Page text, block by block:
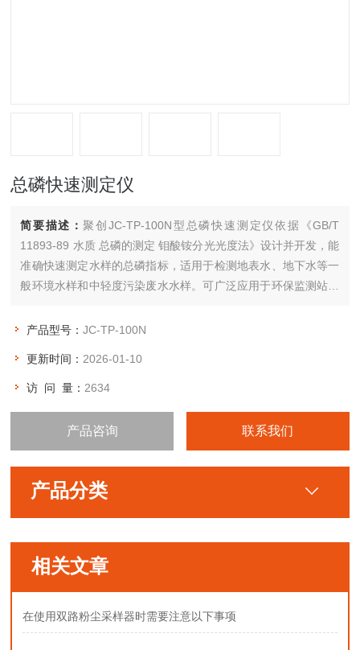
总磷快速测定仪
简要描述：聚创JC-TP-100N型总磷快速测定仪依据《GB/T
11893-89 水质 总磷的测定 钼酸铵分光光度法》设计并开发，能
准确快速测定水样的总磷指标，适用于检测地表水、地下水等一
般环境水样和中轻度污染废水水样。可广泛应用于环保监测站、
电力、钢铁、农业、市政工程等行业。
产品型号：JC-TP-100N
更新时间： 2026-01-10
访 问 量： 2634
产品咨询 联系我们
产品分类
相关文章
在使用双路粉尘采样器时需要注意以下事项